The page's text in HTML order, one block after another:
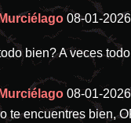
Murciélago 08-01-
bien? A veces
Murciélago 08-01-
te encuentres bien,